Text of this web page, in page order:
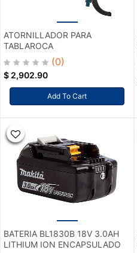
ATORNILLADOR PARA
TABLAROCA
(0)
$ 2,902.90
Add To Cart
BATERIA BL1830B 18V 3.0AH
LITHIUM ION ENCAPSULADO